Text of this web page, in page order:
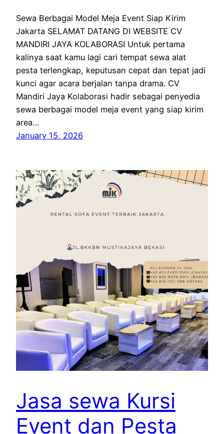
Sewa Berbagai Model Meja Event Siap Kirim
Jakarta SELAMAT DATANG DI WEBSITE CV
MANDIRI JAYA KOLABORASI Untuk pertama
kalinya saat kamu lagi cari tempat sewa alat
pesta terlengkap, keputusan cepat dan tepat jadi
kunci agar acara berjalan tanpa drama. CV
Mandiri Jaya Kolaborasi hadir sebagai penyedia
sewa berbagai model meja event yang siap kirim
area…
January 15, 2026
Jasa sewa Kursi
Event dan Pesta